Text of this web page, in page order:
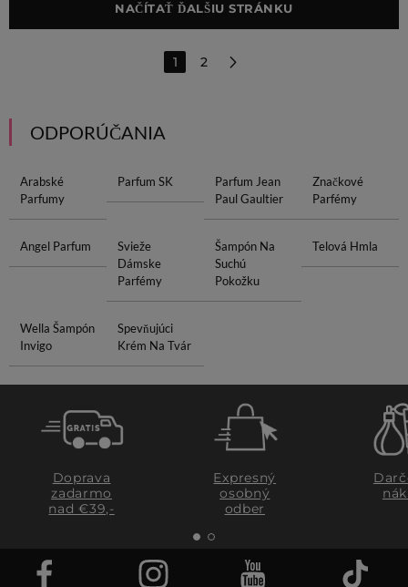
NAČÍTAŤ ĎALŠIU STRÁNKU
1 2
ODPORÚČANIA
Arabské
Parfumy
Parfum SK
Parfum Jean
Paul Gaultier
Značkové
Parfémy
Angel Parfum
Svieže
Dámske
Parfémy
Šampón Na
Suchú
Pokožku
Telová Hmla
Wella Šampón
Invigo
Spevňujúci
Krém Na Tvár
Doprava
zadarmo
nad €39,-
Expresný
osobný
odber